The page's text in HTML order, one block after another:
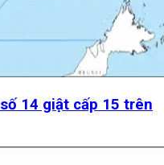
14 giật cấp 15 trên